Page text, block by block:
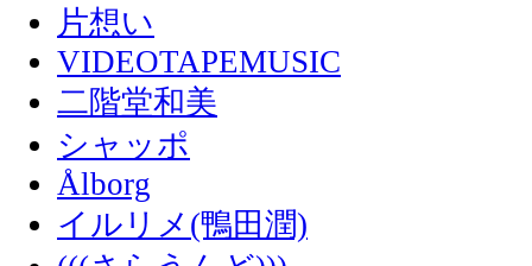
片想い
VIDEOTAPEMUSIC
二階堂和美
シャッポ
Ålborg
イルリメ(鴨田潤)